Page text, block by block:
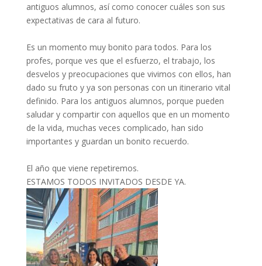
antiguos alumnos, así como conocer cuáles son sus
expectativas de cara al futuro.
Es un momento muy bonito para todos. Para los
profes, porque ves que el esfuerzo, el trabajo, los
desvelos y preocupaciones que vivimos con ellos, han
dado su fruto y ya son personas con un itinerario vital
definido. Para los antiguos alumnos, porque pueden
saludar y compartir con aquellos que en un momento
de la vida, muchas veces complicado, han sido
importantes y guardan un bonito recuerdo.
El año que viene repetiremos.
ESTAMOS TODOS INVITADOS DESDE YA.